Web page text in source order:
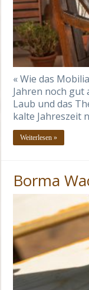
« Wie das
Jahren noch gut
Laub und das
kalte Jahreszeit
Weiterlesen »
Borma